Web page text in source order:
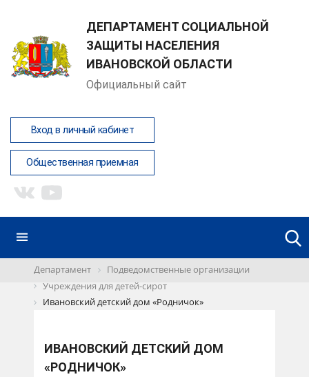
ДЕПАРТАМЕНТ СОЦИАЛЬНОЙ
ЗАЩИТЫ НАСЕЛЕНИЯ
ИВАНОВСКОЙ ОБЛАСТИ
Официальный сайт
Вход в личный кабинет
Общественная приемная
Департамент
Подведомственные организации
Учреждения для детей-сирот
Ивановский детский дом «Родничок»
ИВАНОВСКИЙ ДЕТСКИЙ ДОМ
«РОДНИЧОК»